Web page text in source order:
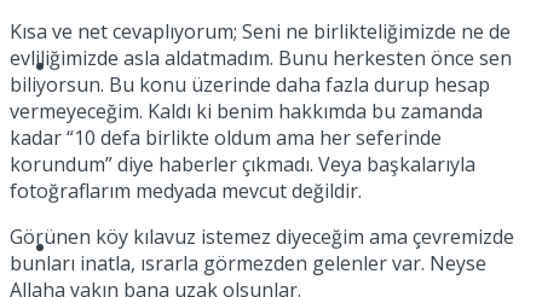
Tatil
Spor
Kısa ve net cevaplıyorum; Seni ne birlikteliğimizde ne de
evliliğimizde asla aldatmadım. Bunu herkesten önce sen
biliyorsun. Bu konu üzerinde daha fazla durup hesap
vermeyeceğim. Kaldı ki benim hakkımda bu zamanda
kadar “10 defa birlikte oldum ama her seferinde
korundum” diye haberler çıkmadı. Veya başkalarıyla
fotoğraflarım medyada mevcut değildir.
Görünen köy kılavuz istemez diyeceğim ama çevremizde
bunları inatla, ısrarla görmezden gelenler var. Neyse
Allaha yakın bana uzak olsunlar.